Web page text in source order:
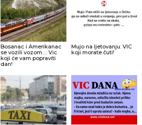
Bosanac i Amerikanac
se vozili vozom…: Vic
koji će vam popraviti
dan!
Mujo na ljetovanju: VIC
koji morate čuti!